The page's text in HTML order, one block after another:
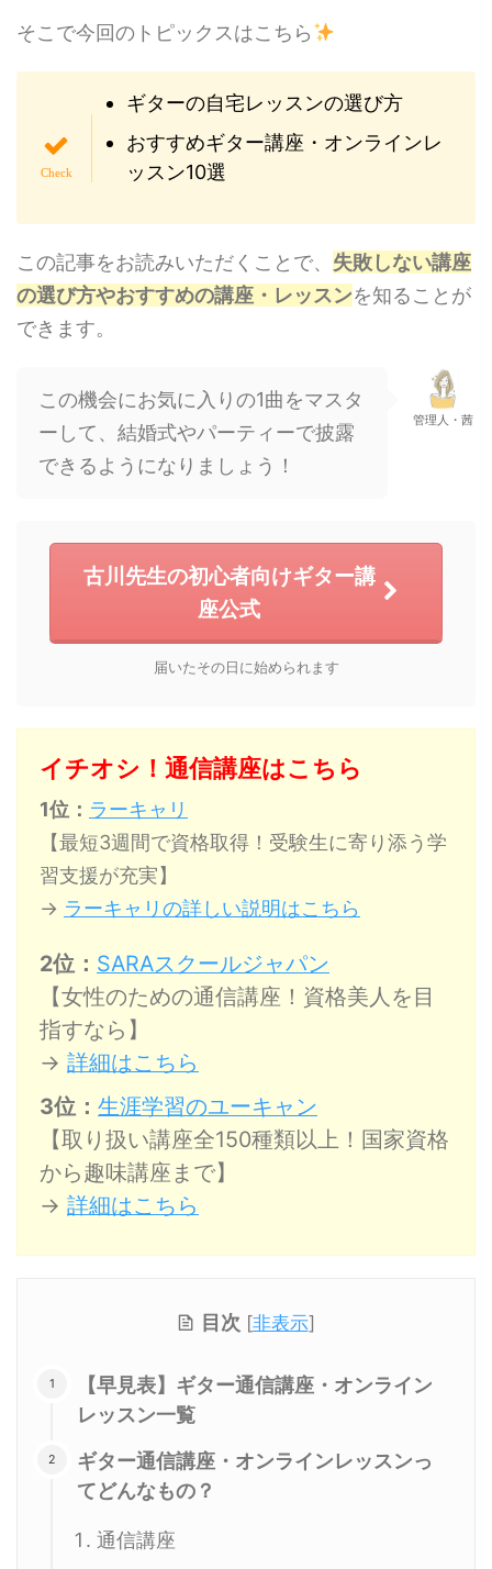
そこで今回のトピックスはこちら
ギターの自宅レッスンの選び方
おすすめギター講座・オンラインレ
ッスン10選
この記事をお読みいただくことで、 失敗しない講座
の選び方やおすすめの講座・レッスンを知ることが
できます。
この機会にお気に入りの1曲をマスタ
ーして、結婚式やパーティーで披露
できるようになりましょう！
管理人・茜
古川先生の初心者向けギター講
座公式
届いたその日に始められます
イチオシ！通信講座はこちら
1位： ラーキャリ
【最短3週間で資格取得！受験生に寄り添う学
習支援が充実】
→ ラーキャリの詳しい説明はこちら
2位： SARAスクールジャパン
【女性のための通信講座！資格美人を目
指すなら】
→ 詳細はこちら
3位： 生涯学習のユーキャン
【取り扱い講座全150種類以上！国家資格
から趣味講座まで】
→ 詳細はこちら
目次 [非表示]
【早見表】ギター通信講座・オンライン
レッスン一覧
ギター通信講座・オンラインレッスンっ
てどんなもの？
通信講座